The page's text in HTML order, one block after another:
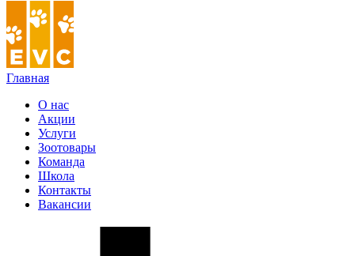
Главная
О нас
Акции
Услуги
Зоотовары
Команда
Школа
Контакты
Вакансии